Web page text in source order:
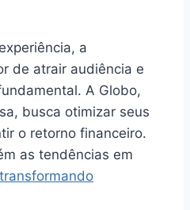
a
de atrair audiência e
A Globo,
busca otimizar seus
o retorno financeiro.
as tendências em